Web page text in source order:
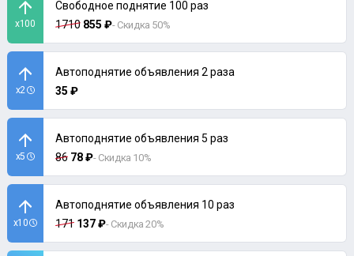
x100
Свободное поднятие 100 раз
1710 855 ₽- Скидка 50%
x2
Автоподнятие объявления 2 раза
35 ₽
x5
Автоподнятие объявления 5 раз
86 78 ₽- Скидка 10%
x10
Автоподнятие объявления 10 раз
171 137 ₽- Скидка 20%